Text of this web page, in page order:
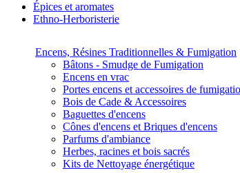
Épices et aromates
Ethno-Herboristerie
Encens, Résines Traditionnelles & Fumigation
Bâtons - Smudge de Fumigation
Encens en vrac
Portes encens et accessoires de
Bois de Cade & Accessoires
Baguettes d'encens
Cônes d'encens et Briques d'encens
Parfums d'ambiance
Herbes, racines et bois sacrés
Kits de Nettoyage énergétique